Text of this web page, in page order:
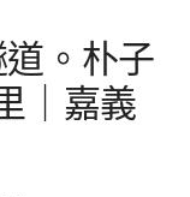
。朴子
｜嘉義